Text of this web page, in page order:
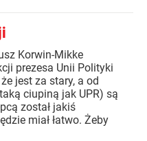
Korwin-Mikke
prezesa Unii Polityki
jest za stary, a od
ciupiną jak UPR) są
został jakiś
miał łatwo. Żeby